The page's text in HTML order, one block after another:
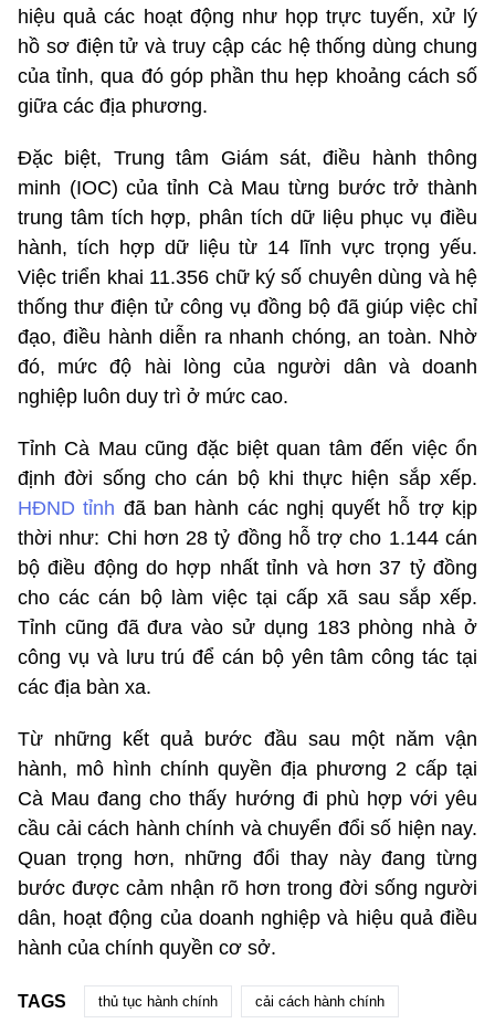
hiệu quả các hoạt động như họp trực tuyến, xử lý
hồ sơ điện tử và truy cập các hệ thống dùng chung
của tỉnh, qua đó góp phần thu hẹp khoảng cách số
giữa các địa phương.
Đặc biệt, Trung tâm Giám sát, điều hành thông
minh (IOC) của tỉnh Cà Mau từng bước trở thành
trung tâm tích hợp, phân tích dữ liệu phục vụ điều
hành, tích hợp dữ liệu từ 14 lĩnh vực trọng yếu.
Việc triển khai 11.356 chữ ký số chuyên dùng và hệ
thống thư điện tử công vụ đồng bộ đã giúp việc chỉ
đạo, điều hành diễn ra nhanh chóng, an toàn. Nhờ
đó, mức độ hài lòng của người dân và doanh
nghiệp luôn duy trì ở mức cao.
Tỉnh Cà Mau cũng đặc biệt quan tâm đến việc ổn
định đời sống cho cán bộ khi thực hiện sắp xếp.
HĐND tỉnh đã ban hành các nghị quyết hỗ trợ kịp
thời như: Chi hơn 28 tỷ đồng hỗ trợ cho 1.144 cán
bộ điều động do hợp nhất tỉnh và hơn 37 tỷ đồng
cho các cán bộ làm việc tại cấp xã sau sắp xếp.
Tỉnh cũng đã đưa vào sử dụng 183 phòng nhà ở
công vụ và lưu trú để cán bộ yên tâm công tác tại
các địa bàn xa.
Từ những kết quả bước đầu sau một năm vận
hành, mô hình chính quyền địa phương 2 cấp tại
Cà Mau đang cho thấy hướng đi phù hợp với yêu
cầu cải cách hành chính và chuyển đổi số hiện nay.
Quan trọng hơn, những đổi thay này đang từng
bước được cảm nhận rõ hơn trong đời sống người
dân, hoạt động của doanh nghiệp và hiệu quả điều
hành của chính quyền cơ sở.
TAGS thủ tục hành chính cải cách hành chính